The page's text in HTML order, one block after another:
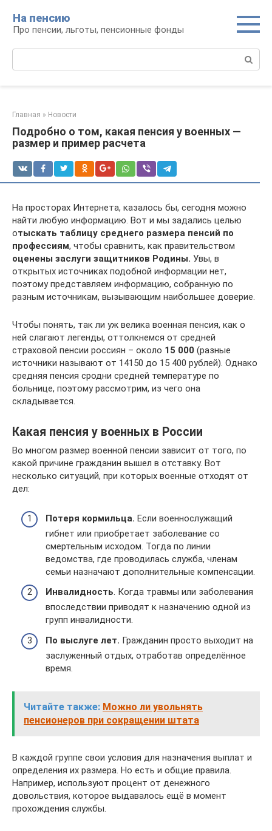
контенту
На пенсию
Про пенсии, льготы, пенсионные фонды
Главная » Новости
Подробно о том, какая пенсия у военных —
размер и пример расчета
На просторах Интернета, казалось бы, сегодня можно
найти любую информацию. Вот и мы задались целью
отыскать таблицу среднего размера пенсий по
профессиям, чтобы сравнить, как правительством
оценены заслуги защитников Родины. Увы, в
открытых источниках подобной информации нет,
поэтому представляем информацию, собранную по
разным источникам, вызывающим наибольшее доверие.
Чтобы понять, так ли уж велика военная пенсия, как о
ней слагают легенды, оттолкнемся от средней
страховой пенсии россиян – около 15 000 (разные
источники называют от 14150 до 15 400 рублей). Однако
средняя пенсия сродни средней температуре по
больнице, поэтому рассмотрим, из чего она
складывается.
Какая пенсия у военных в России
Во многом размер военной пенсии зависит от того, по
какой причине гражданин вышел в отставку. Вот
несколько ситуаций, при которых военные отходят от
дел:
Потеря кормильца. Если военнослужащий
гибнет или приобретает заболевание со
смертельным исходом. Тогда по линии
ведомства, где проводилась служба, членам
семьи назначают дополнительные компенсации.
Инвалидность. Когда травмы или заболевания
впоследствии приводят к назначению одной из
групп инвалидности.
По выслуге лет. Гражданин просто выходит на
заслуженный отдых, отработав определённое
время.
Читайте также: Можно ли увольнять
пенсионеров при сокращении штата
В каждой группе свои условия для назначения выплат и
определения их размера. Но есть и общие правила.
Например, используют процент от денежного
довольствия, которое выдавалось ещё в момент
прохождения службы.